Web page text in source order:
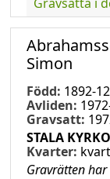
Simon
Född: 1892-
Avliden:
Gravsatt:
STALA
Kvarter:
Gravrätten